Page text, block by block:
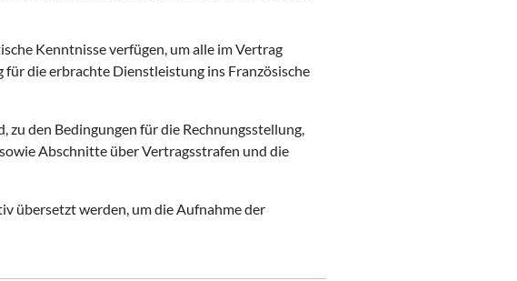
Kenntnisse verfügen, um alle im Vertrag
die erbrachte Dienstleistung ins Französische
den Bedingungen für die Rechnungsstellung,
Abschnitte über Vertragsstrafen und die
übersetzt werden, um die Aufnahme der